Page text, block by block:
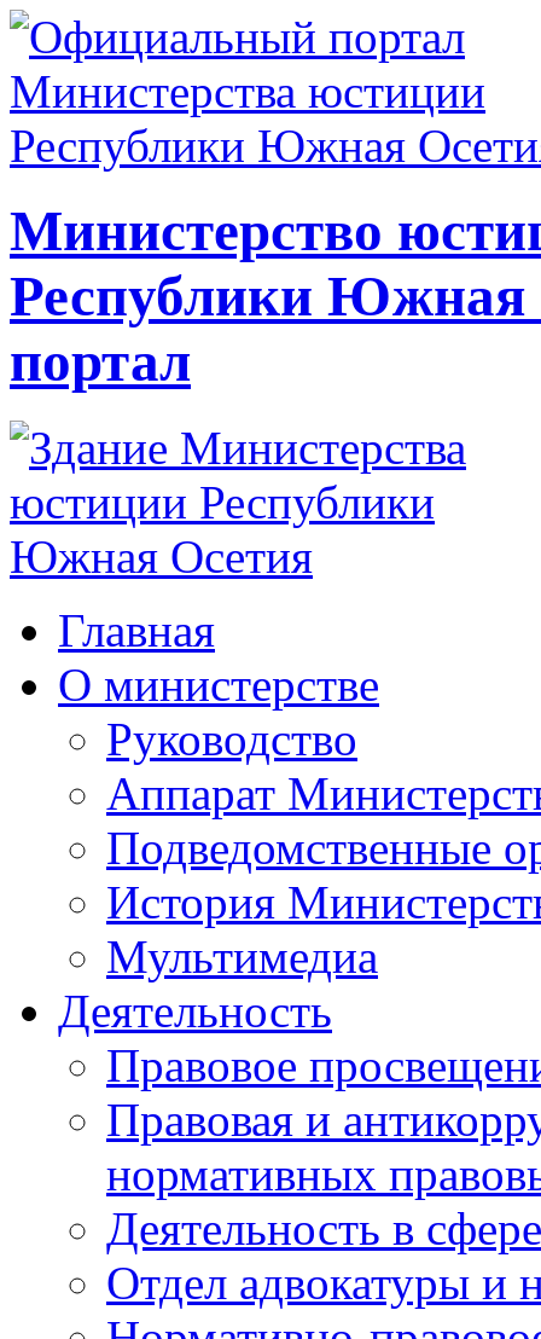
Министерство
Республики
портал
Главная
О министерстве
Руководство
Аппарат
Подведомственные
История
Мультимедиа
Деятельность
Правовое
Правовая и
нормативных
Деятельность в
Отдел адвокатуры и